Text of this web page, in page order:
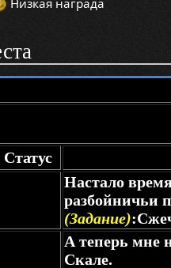
Статус
Настало
разбойничьи
(Задание)
А теперь мне
Скале.